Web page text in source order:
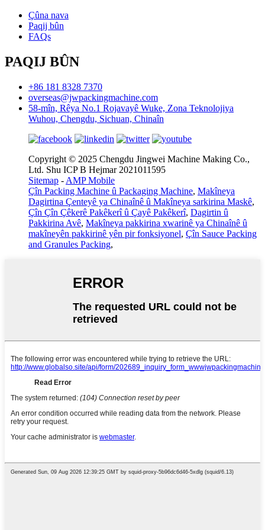
Çûna nava
Paqij bûn
FAQs
PAQIJ BÛN
+86 181 8328 7370
overseas@jwpackingmachine.com
58-mîn, Rêya No.1 Rojavayê Wuke, Zona Teknolojiya
Wuhou, Chengdu, Sichuan, Chinaîn
Copyright © 2025 Chengdu Jingwei Machine Making Co.,
Ltd. Shu ICP B Hejmar 2021011595
Sitemap - AMP Mobile
Çîn Packing Machine û Packaging Machine, Makîneya
Dagirtina Çenteyê ya Chinaînê û Makîneya sarkirina Maskê,
Çîn Çîn Çêkerê Pakêkerî û Çayê Pakêkerî, Dagirtin û
Pakkirina Avê, Makîneya pakkirina xwarinê ya Chinaînê û
makîneyên pakkirinê yên pir fonksiyonel, Çîn Sauce Packing
and Granules Packing,